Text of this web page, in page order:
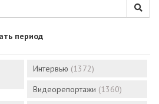
период
Интервью (1372)
Видеорепортажи (1360)